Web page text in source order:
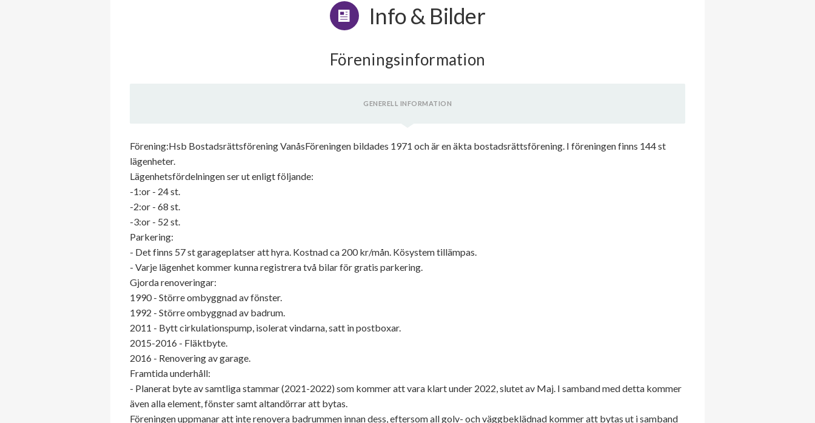
Info & Bilder
Föreningsinformation
GENERELL INFORMATION
Förening:Hsb Bostadsrättsförening VanåsFöreningen bildades 1971 och är en äkta bostadsrättsförening. I föreningen finns 144 st
lägenheter.
Lägenhetsfördelningen ser ut enligt följande:
-1:or - 24 st.
-2:or - 68 st.
-3:or - 52 st.
Parkering:
- Det finns 57 st garageplatser att hyra. Kostnad ca 200 kr/mån. Kösystem tillämpas.
- Varje lägenhet kommer kunna registrera två bilar för gratis parkering.
Gjorda renoveringar:
1990 - Större ombyggnad av fönster.
1992 - Större ombyggnad av badrum.
2011 - Bytt cirkulationspump, isolerat vindarna, satt in postboxar.
2015-2016 - Fläktbyte.
2016 - Renovering av garage.
Framtida underhåll:
- Planerat byte av samtliga stammar (2021-2022) som kommer att vara klart under 2022, slutet av Maj. I samband med detta kommer
även alla element, fönster samt altandörrar att bytas.
Föreningen uppmanar att inte renovera badrummen innan dess, eftersom all golv- och väggbeklädnad kommer att bytas ut i samband